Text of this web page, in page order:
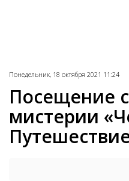
Понедельник, 18 октября 2021 11:24
Посещение
мистерии